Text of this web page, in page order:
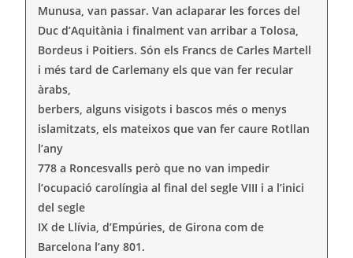
Munusa, van passar. Van aclaparar les forces del
Duc d’Aquitània i finalment van arribar a Tolosa,
Bordeus i Poitiers. Són els Francs de Carles Martell
i més tard de Carlemany els que van fer recular
àrabs,
berbers, alguns visigots i bascos més o menys
islamitzats, els mateixos que van fer caure Rotllan
l’any
778 a Roncesvalls però que no van impedir
l’ocupació carolíngia al final del segle VIII i a l’inici
del segle
IX de Llívia, d’Empúries, de Girona com de
Barcelona l’any 801.